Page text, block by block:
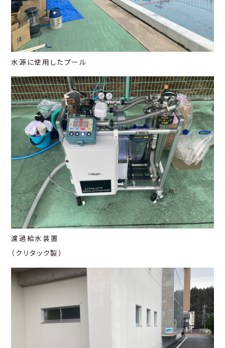
水源に使用したプール
濾過給水装置
（クリタック製）